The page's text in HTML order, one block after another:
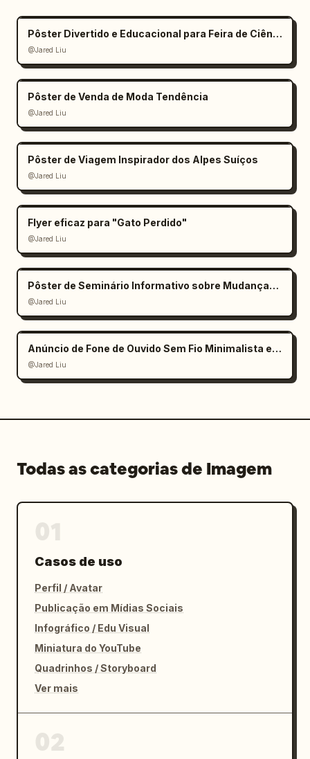
Pôster Divertido e Educacional para Feira de Ciências Infantil
@Jared Liu
Pôster de Venda de Moda Tendência
@Jared Liu
Pôster de Viagem Inspirador dos Alpes Suíços
@Jared Liu
Flyer eficaz para "Gato Perdido"
@Jared Liu
Pôster de Seminário Informativo sobre Mudanças Climáticas
@Jared Liu
Anúncio de Fone de Ouvido Sem Fio Minimalista e Elegante
@Jared Liu
Todas as categorias de Imagem
Casos de uso
Perfil / Avatar
Publicação em Mídias Sociais
Infográfico / Edu Visual
Miniatura do YouTube
Quadrinhos / Storyboard
Ver mais